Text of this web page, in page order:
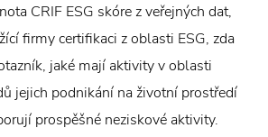
CRIF ESG skóre z veřejných dat,
firmy certifikaci z oblasti ESG, zda
jaké mají aktivity v oblasti
jejich podnikání na životní prostředí
prospěšné neziskové aktivity.